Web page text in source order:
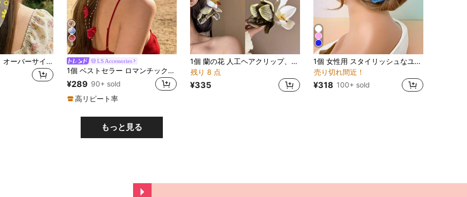
ひまわりメッシュ オーバーサイズリボン ヘアクリップ レディース、後頭部ヘアアクセサリー、ハワイアン柄 ファッション エレガント ロングフローイング スプリング ヘアクリップ、デイリーウェア、バケーション、ビーチ、海辺、ホリデーガールギフトヘアアクセサリーに適しています
9
LS Accessories
1個 ベストセラー ロマンチックな花ヘアクリップ、大きな花の装飾とぶら下がるビーズ、屋外結婚式や旅行写真に適しています、クロウクリップ、ヘアスライド、ヘアバレット、女性用ヘアアクセサリー、ヘッドアクセサリー、ヘアピン
¥289 90+ sold
高リピート率
1個 蘭の花 人工ヘアクリップ、ヴィンテージファッション お団子サイドクリップ、春/夏ムード バケーション 旅行 デイリー アップスタイル ヘアアクセサリー
残り 8 点
¥335
1個 女性用 スタイリッシュなユリの花ヘアクリップ、エレガントなサイド装飾ヘアピン、日常使いに便利なバレンタインデー クロークリップ ヘアクリップ ヘアバレッタ、学校用品、バケーションアウトフィット 女性、ヘアアクセサリー、ヘッドアクセサリー、夏、休日、旅行、フェスティバル、パーティー
売り切れ間近！
¥318 100+ sold
もっと見る